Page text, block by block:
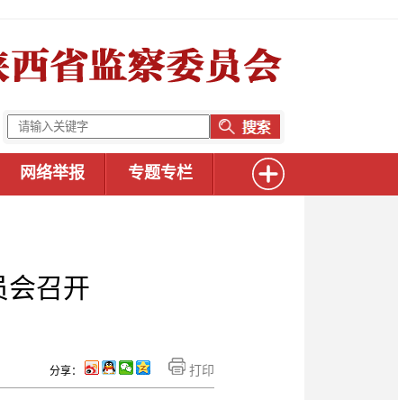
网络举报 专题专栏
会召开
打印
分享：